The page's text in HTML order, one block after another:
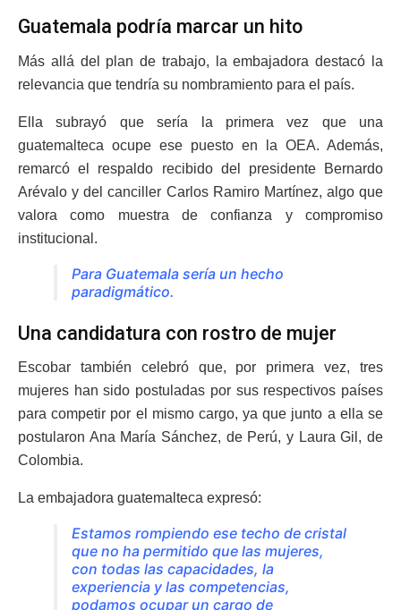
Guatemala podría marcar un hito
Más allá del plan de trabajo, la embajadora destacó la
relevancia que tendría su nombramiento para el país.
Ella subrayó que sería la primera vez que una
guatemalteca ocupe ese puesto en la OEA. Además,
remarcó el respaldo recibido del presidente Bernardo
Arévalo y del canciller Carlos Ramiro Martínez, algo que
valora como muestra de confianza y compromiso
institucional.
Para Guatemala sería un hecho
paradigmático.
Una candidatura con rostro de mujer
Escobar también celebró que, por primera vez, tres
mujeres han sido postuladas por sus respectivos países
para competir por el mismo cargo, ya que junto a ella se
postularon Ana María Sánchez, de Perú, y Laura Gil, de
Colombia.
La embajadora guatemalteca expresó:
Estamos rompiendo ese techo de cristal
que no ha permitido que las mujeres,
con todas las capacidades, la
experiencia y las competencias,
podamos ocupar un cargo de